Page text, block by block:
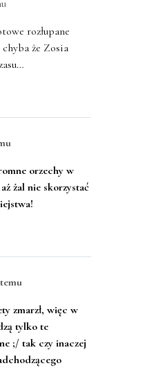
rozłupane
chyba że Zosia
orzechy w
żal nie skorzystać
zmarzł, więc w
tylko te
;/ tak czy inaczej